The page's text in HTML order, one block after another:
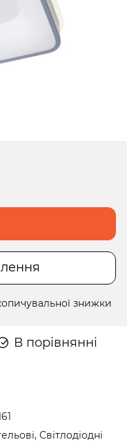
знижки
В порівнянні
Світлодіодні